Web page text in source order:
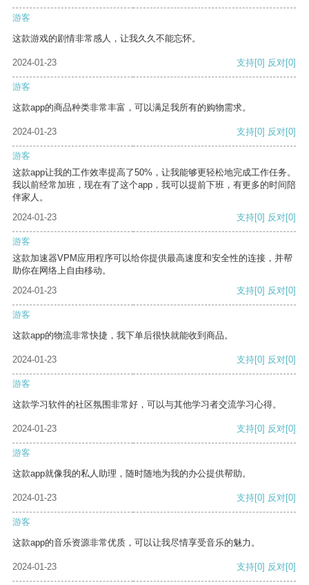
游客
这款游戏的剧情非常感人，让我久久不能忘怀。
2024-01-23 支持[0] 反对[0]
游客
这款app的商品种类非常丰富，可以满足我所有的购物需求。
2024-01-23 支持[0] 反对[0]
游客
这款app让我的工作效率提高了50%，让我能够更轻松地完成工作任务。
我以前经常加班，现在有了这个app，我可以提前下班，有更多的时间陪
伴家人。
2024-01-23
支持[0] 反对[0]
游客
这款加速器VPM应用程序可以给你提供最高速度和安全性的连接，并帮
助你在网络上自由移动。
2024-01-23
支持[0] 反对[0]
游客
这款app的物流非常快捷，我下单后很快就能收到商品。
2024-01-23 支持[0] 反对[0]
游客
这款学习软件的社区氛围非常好，可以与其他学习者交流学习心得。
2024-01-23 支持[0] 反对[0]
游客
这款app就像我的私人助理，随时随地为我的办公提供帮助。
2024-01-23 支持[0] 反对[0]
游客
这款app的音乐资源非常优质，可以让我尽情享受音乐的魅力。
2024-01-23 支持[0] 反对[0]